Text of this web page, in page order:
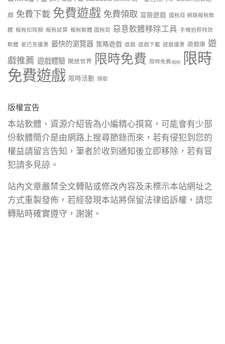
戲 免費下載 免費遊戲 免費領取 冒險遊戲 國稅局 網路報稅軟
體 報稅扣除額 報稅試算 報稅軟體 國稅局 惡意軟體移除工具 手機拍照特效
軟體 星巴克優惠 最快的瀏覽器 策略遊戲 遊戲 遊戲下載 遊戲優惠 遊戲庫 遊
戲推薦 遊戲體驗 開放世界 限時免費 限時免費app
限時
免費遊戲 限時活動 領取
版權宣告
本站軟體、資源介紹皆為小編精心撰寫，可能會有少部
份軟體簡介是由網路上搜尋節錄而來，若有侵犯到您的
權益請留言告知，筆者於收到通知後立即移除，若有冒
犯請多見諒。
站內文章嚴禁全文轉貼或修改內容及未標示本站網址之
方式重製發佈，若經發現本站將保留法律追訴權，請您
轉貼時確實遵守，謝謝。